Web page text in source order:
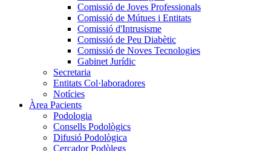
Comissió de Joves Professionals
Comissió de Mútues i Entitats
Comissió d'Intrusisme
Comissió de Peu Diabètic
Comissió de Noves Tecnologies
Gabinet Jurídic
Secretaria
Entitats Col·laboradores
Notícies
Àrea Pacients
Podologia
Consells Podològics
Difusió Podològica
Cercador Podòlegs